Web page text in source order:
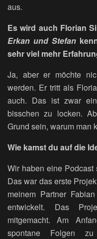
aus.
Es wird auch Florian
Erkan und Stefan
sehr viel mehr
Ja, aber er möchte
werden. Er tritt als
auch. Das ist zwar
bisschen zu locken.
Grund sein, warum man
Wie kamst du auf die
Wir haben eine Podcast
Das war das erste
meinem Partner
entwickelt. Das
mitgemacht. Am
spontane Folgen